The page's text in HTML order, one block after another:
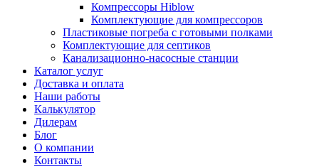
Компрессоры Hiblow
Комплектующие для компрессоров
Пластиковые погреба с готовыми полками
Комплектующие для септиков
Канализационно-насосные станции
Каталог услуг
Доставка и оплата
Наши работы
Калькулятор
Дилерам
Блог
О компании
Контакты